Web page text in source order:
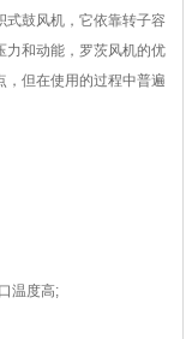
鼓风机，它依靠转子容
力和动能，罗茨风机的优
，但在使用的过程中普遍
温度高;